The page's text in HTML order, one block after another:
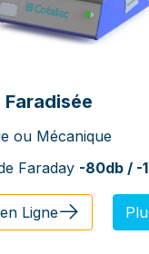
ou Mécanique
Faraday -80db / -
Ligne